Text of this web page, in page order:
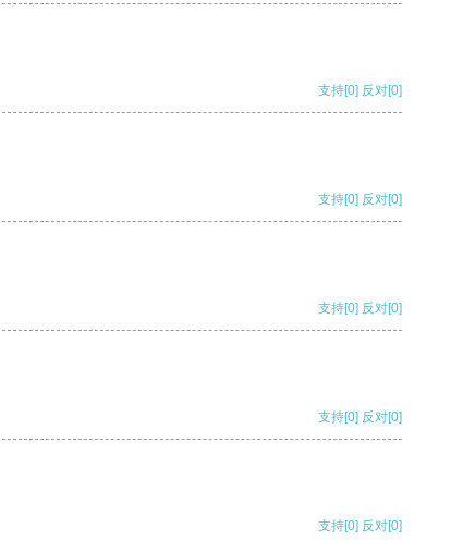
支持[0] 反对[0]
支持[0] 反对[0]
支持[0] 反对[0]
支持[0] 反对[0]
支持[0] 反对[0]